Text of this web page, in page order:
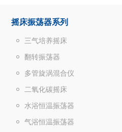
摇床振荡器系列
三气培养摇床
翻转振荡器
多管旋涡混合仪
二氧化碳摇床
水浴恒温振荡器
气浴恒温振荡器